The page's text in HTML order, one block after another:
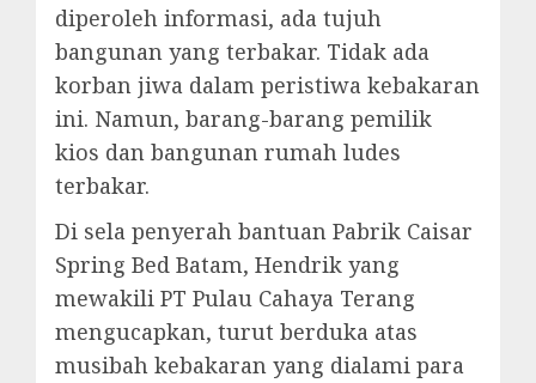
diperoleh informasi, ada tujuh
bangunan yang terbakar. Tidak ada
korban jiwa dalam peristiwa kebakaran
ini. Namun, barang-barang pemilik
kios dan bangunan rumah ludes
terbakar.
Di sela penyerah bantuan Pabrik Caisar
Spring Bed Batam, Hendrik yang
mewakili PT Pulau Cahaya Terang
mengucapkan, turut berduka atas
musibah kebakaran yang dialami para